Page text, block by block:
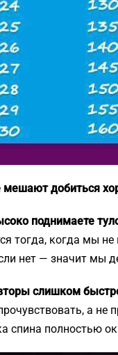
добиться
поднимаете
тогда, когда мы
нет — значит мы
слишком
а
спина полностью